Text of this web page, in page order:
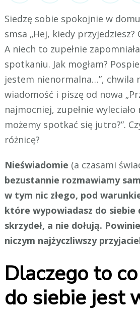
Siedzę sobie spokojnie w
smsa „Hej, kiedy przyjedziesz?
A niech to zupełnie
spotkaniu. Jak mogłam?
jestem nienormalna…”, chwila
wiadomość i piszę od nowa
najmocniej, zupełnie wyleciało
możemy spotkać się jutro?”.
różnicę?
Nieświadomie (a czasami
bezustannie rozmawiamy
w tym nic złego, pod
które wypowiadasz do siebie
skrzydeł, a nie dołują.
niczym najżyczliwszy
Dlaczego to
do siebie jest